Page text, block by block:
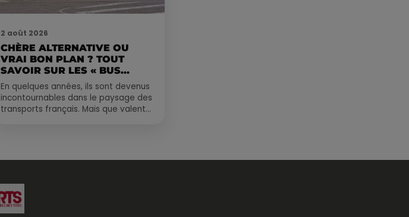
2 août 2026
CHÈRE ALTERNATIVE OU
VRAI BON PLAN ? TOUT
SAVOIR SUR LES « BUS...
En quelques années, ils sont devenus
incontournables dans le paysage des
transports français. Mais que valent